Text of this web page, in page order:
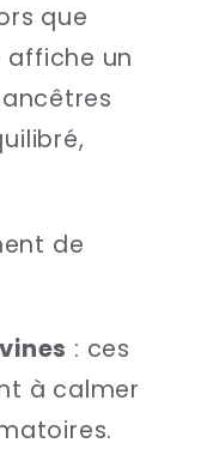
que
un
de
: ces
à calmer